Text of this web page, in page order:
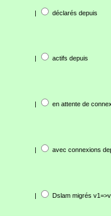
| déclarés depuis
| actifs depuis
| en attente de
| avec connexions
| Dslam migrés